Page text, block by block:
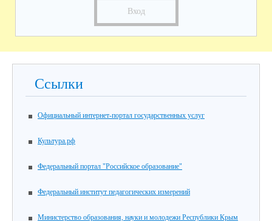
Вход
Ссылки
Официальный интернет-портал государственных услуг
Культура.рф
Федеральный портал "Российское образование"
Федеральный институт педагогических измерений
Министерство образования, науки и молодежи Республики Крым